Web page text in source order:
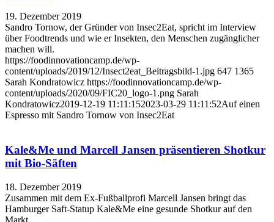
19. Dezember 2019
Sandro Tornow, der Gründer von Insec2Eat, spricht im Interview
über Foodtrends und wie er Insekten, den Menschen zugänglicher
machen will.
https://foodinnovationcamp.de/wp-
content/uploads/2019/12/Insect2eat_Beitragsbild-1.jpg 647 1365
Sarah Kondratowicz https://foodinnovationcamp.de/wp-
content/uploads/2020/09/FIC20_logo-1.png Sarah
Kondratowicz2019-12-19 11:11:152023-03-29 11:11:52Auf einen
Espresso mit Sandro Tornow von Insec2Eat
Kale&Me und Marcell Jansen präsentieren Shotkur
mit Bio-Säften
18. Dezember 2019
Zusammen mit dem Ex-Fußballprofi Marcell Jansen bringt das
Hamburger Saft-Statup Kale&Me eine gesunde Shotkur auf den
Markt.